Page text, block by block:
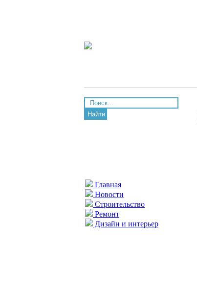
Найти
Главная
Новости
Строительство
Ремонт
Дизайн и интерьер